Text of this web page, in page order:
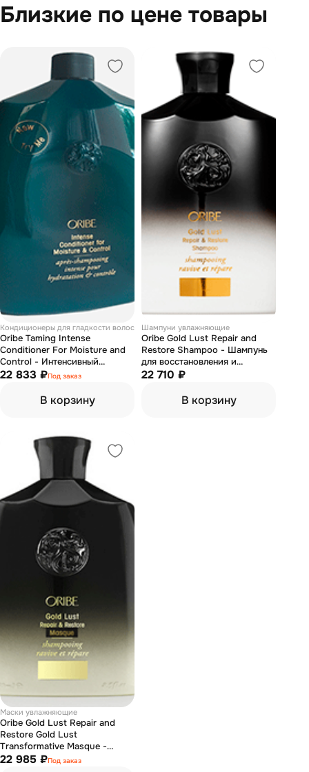
Близкие по цене товары
Кондиционеры для гладкости волос
Oribe Taming Intense
Conditioner For Moisture and
Control - Интенсивный
кондиционер для увлажнения
22 833 ₽Под заказ
В корзину
Шампуни увлажняющие
Oribe Gold Lust Repair and
Restore Shampoo - Шампунь
для восстановления и
увлажнения волос "Роскошь
22 710 ₽
В корзину
Маски увлажняющие
Oribe Gold Lust Repair and
Restore Gold Lust
Transformative Masque -
Маска для восстановления и
22 985 ₽Под заказ